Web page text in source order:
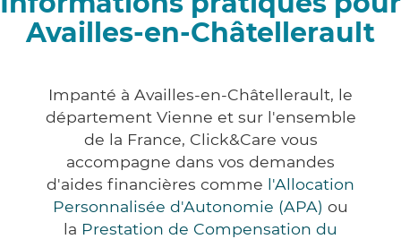
Availles-en-Châtellerault
Impanté à Availles-en-Châtellerault, le
département Vienne et sur l'ensemble
de la France, Click&Care vous
accompagne dans vos demandes
d'aides financières comme l'Allocation
Personnalisée d'Autonomie (APA) ou
la Prestation de Compensation du